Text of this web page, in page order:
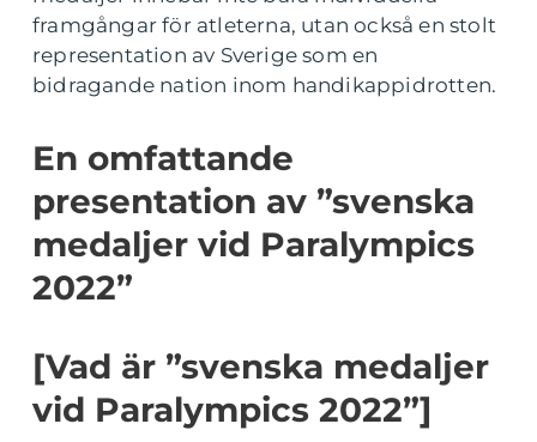
framgångar för atleterna, utan också en stolt
representation av Sverige som en
bidragande nation inom handikappidrotten.
En omfattande
presentation av ”svenska
medaljer vid Paralympics
2022”
[Vad är ”svenska medaljer
vid Paralympics 2022”]